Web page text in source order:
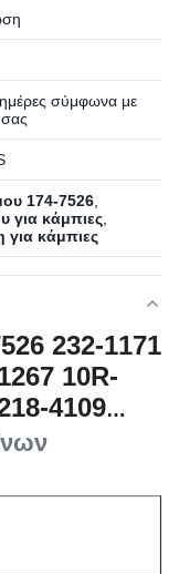
σύμφωνα με
174-7526
για κάμπιες
για κάμπιες
232-1171
10R-
4109